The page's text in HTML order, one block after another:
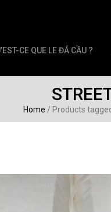
CE QUE LE ĐÁ CẦU ?
Home / Products